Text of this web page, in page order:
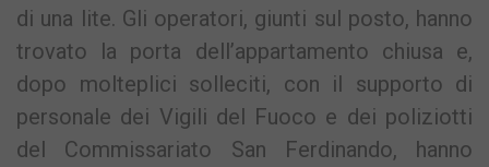
di una lite. Gli operatori, giunti sul posto, hanno
trovato la porta dell’appartamento chiusa e,
dopo molteplici solleciti, con il supporto di
personale dei Vigili del Fuoco e dei poliziotti
del Commissariato San Ferdinando, hanno